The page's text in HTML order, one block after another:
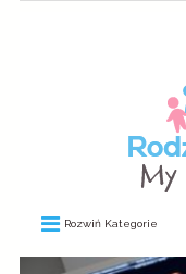
Rozwiń Kategorie